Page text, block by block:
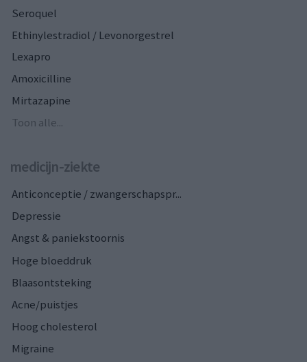
Seroquel
Ethinylestradiol / Levonorgestrel
Lexapro
Amoxicilline
Mirtazapine
Toon alle...
medicijn-ziekte
Anticonceptie / zwangerschapspr...
Depressie
Angst & paniekstoornis
Hoge bloeddruk
Blaasontsteking
Acne/puistjes
Hoog cholesterol
Migraine